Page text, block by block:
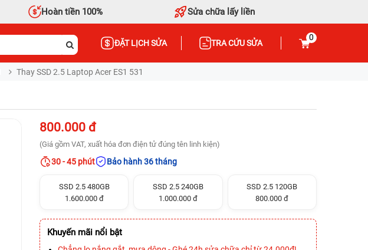
Hoàn tiền 100% Sửa chữa lấy liền
ĐẶT LỊCH SỬA TRA CỨU SỬA
0
Thay SSD 2.5 Laptop Acer ES1 531
800.000 đ
(Giá gồm VAT, xuất hóa đơn điện tử đúng tên linh kiện)
30 - 45 phút Bảo hành 36 tháng
SSD 2.5 480GB
1.600.000 đ
SSD 2.5 240GB
1.000.000 đ
SSD 2.5 120GB
800.000 đ
Khuyến mãi nổi bật